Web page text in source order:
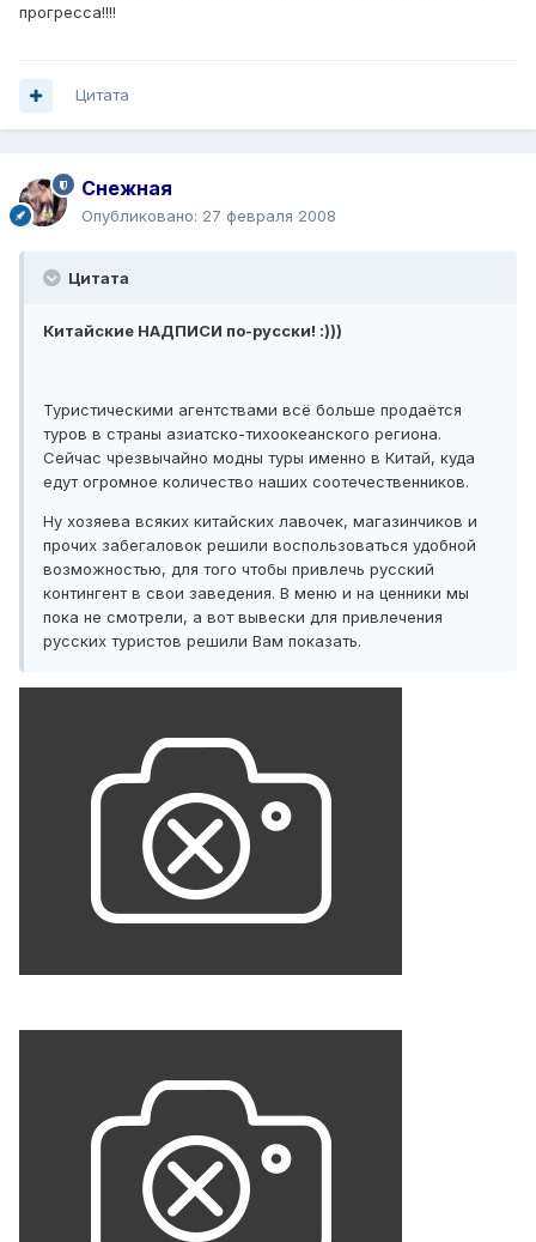
прогресса!!!!
Цитата
Снежная
Опубликовано: 27 февраля 2008
Цитата
Китайские НАДПИСИ по-русски! :)))
Туристическими агентствами всё больше продаётся
туров в страны азиатско-тихоокеанского региона.
Сейчас чрезвычайно модны туры именно в Китай, куда
едут огромное количество наших соотечественников.
Ну хозяева всяких китайских лавочек, магазинчиков и
прочих забегаловок решили воспользоваться удобной
возможностью, для того чтобы привлечь русский
контингент в свои заведения. В меню и на ценники мы
пока не смотрели, а вот вывески для привлечения
русских туристов решили Вам показать.